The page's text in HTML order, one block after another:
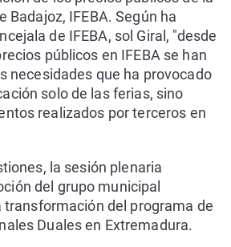
Badajoz, IFEBA. Según ha
de IFEBA, sol Giral, "desde
públicos en IFEBA se han
necesidades que ha provocado
solo de las ferias, sino
realizados por terceros en
la sesión plenaria
del grupo municipal
transformación del programa de
Duales en Extremadura.